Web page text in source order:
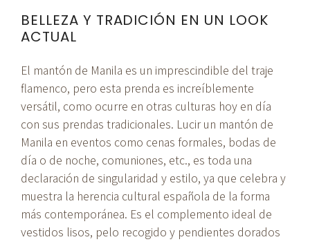
BELLEZA Y TRADICIÓN EN UN LOOK
ACTUAL
El mantón de Manila es un imprescindible del traje
flamenco, pero esta prenda es increíblemente
versátil, como ocurre en otras culturas hoy en día
con sus prendas tradicionales. Lucir un mantón de
Manila en eventos como cenas formales, bodas de
día o de noche, comuniones, etc., es toda una
declaración de singularidad y estilo, ya que celebra y
muestra la herencia cultural española de la forma
más contemporánea. Es el complemento ideal de
vestidos lisos, pelo recogido y pendientes dorados